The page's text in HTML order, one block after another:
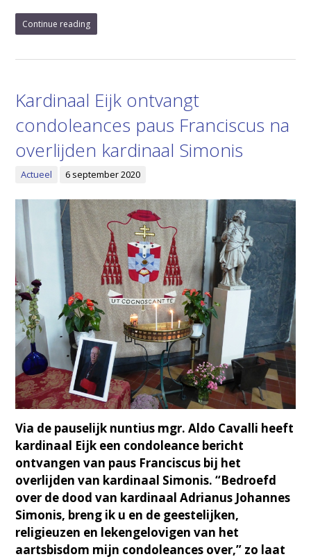
Continue reading
Kardinaal Eijk ontvangt
condoleances paus Franciscus na
overlijden kardinaal Simonis
Actueel 6 september 2020
Via de pauselijk nuntius mgr. Aldo Cavalli heeft
kardinaal Eijk een condoleance bericht
ontvangen van paus Franciscus bij het
overlijden van kardinaal Simonis. “Bedroefd
over de dood van kardinaal Adrianus Johannes
Simonis, breng ik u en de geestelijken,
religieuzen en lekengelovigen van het
aartsbisdom mijn condoleances over,” zo laat